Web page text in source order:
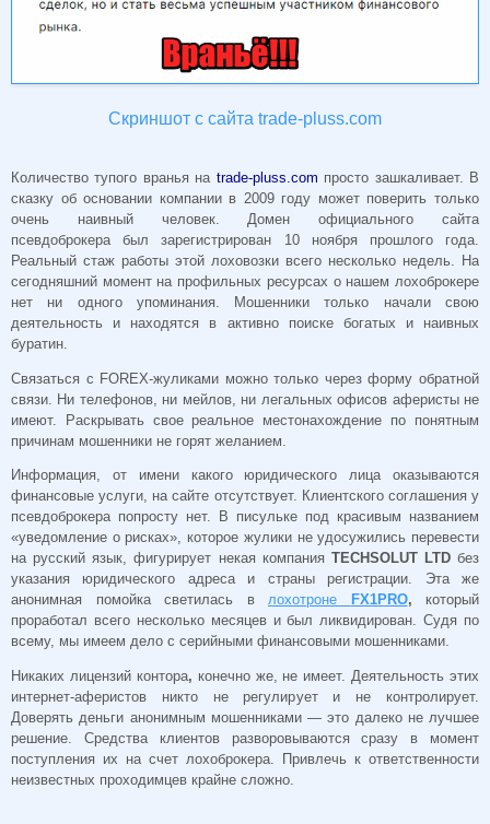
Скриншот с сайта trade-pluss.com
Количество тупого вранья на trade-pluss.com просто зашкаливает. В
сказку об основании компании в 2009 году может поверить только
очень наивный человек. Домен официального сайта
псевдоброкера
был зарегистрирован 10 ноября прошлого года.
Реальный стаж работы этой лоховозки всего несколько недель. На
сегодняшний момент на профильных ресурсах о нашем лохоброкере
нет ни одного упоминания. Мошенники только начали свою
деятельность и находятся в активно поиске богатых и наивных
буратин.
Связаться с FOREX-жуликами можно только через форму обратной
связи. Ни телефонов, ни мейлов, ни легальных офисов аферисты не
имеют. Раскрывать свое реальное местонахождение по понятным
причинам мошенники не горят желанием.
Информация, от имени какого юридического лица оказываются
финансовые услуги, на сайте отсутствует. Клиентского соглашения у
псевдоброкера попросту нет. В писульке под красивым названием
«уведомление о рисках», которое жулики не удосужились перевести
на русский язык, фигурирует некая компания TECHSOLUT LTDбез
указания юридического адреса и страны регистрации. Эта же
анонимная помойка светилась в лохотроне FX1PRO, который
проработал всего несколько месяцев и был ликвидирован. Судя по
всему, мы имеем дело с серийными финансовыми мошенниками.
Никаких лицензий контора, конечно же, не имеет. Деятельность этих
интернет-аферистов никто не регулирует и не контролирует.
Доверять деньги анонимным мошенниками — это далеко не лучшее
решение. Средства клиентов разворовываются сразу в момент
поступления их на счет лохоброкера. Привлечь к ответственности
неизвестных проходимцев крайне сложно.